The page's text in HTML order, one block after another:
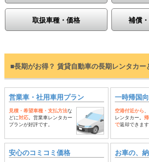
取扱車種・価格 補償
■長期がお得？ 賃貸自動車の長期レンタカー
営業車・社用車用プラン
見積・希望車種・支払方法な
どに対応。営業車レンタカー
プランが好評です。
一時帰国
空港付近から
レンタカー。
で返却できます
安心のコミコミ価格 お車の、